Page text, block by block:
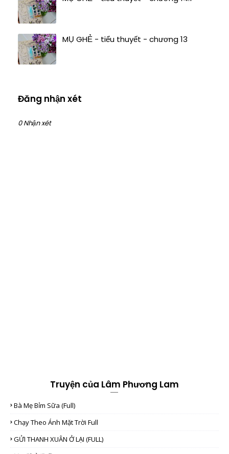
MỤ GHẺ - tiểu thuyết - chương 13
Đăng nhận xét
0 Nhận xét
Truyện của Lâm Phương Lam
Bà Mẹ Bỉm Sữa (full)
Chạy Theo Ánh Mặt Trời Full
GỬI THANH XUÂN Ở LẠI (FULL)